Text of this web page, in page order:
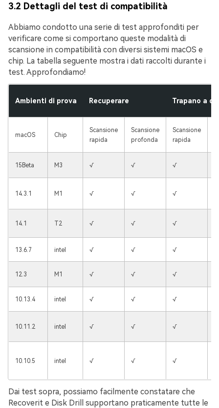
3.2 Dettagli del test di compatibilità
Abbiamo condotto una serie di test approfonditi per
verificare come si comportano queste modalità di
scansione in compatibilità con diversi sistemi macOS e
chip. La tabella seguente mostra i dati raccolti durante i
test. Approfondiamo!
Ambienti di prova Recuperare Trapano a
macOS Chip
Scansione
rapida
Scansione
profonda
Scansione
rapida
15Beta M3 √ √ √
14.3.1 M1 √ √ √
14.1 T2 √ √ √
13.6.7 intel √ √ √
12.3 M1 √ √ √
10.13.4 intel √ √ √
10.11.2 intel √ √ √
10.10.5 intel √ √ √
Dai test sopra, possiamo facilmente constatare che
Recoverit e Disk Drill supportano praticamente tutte le